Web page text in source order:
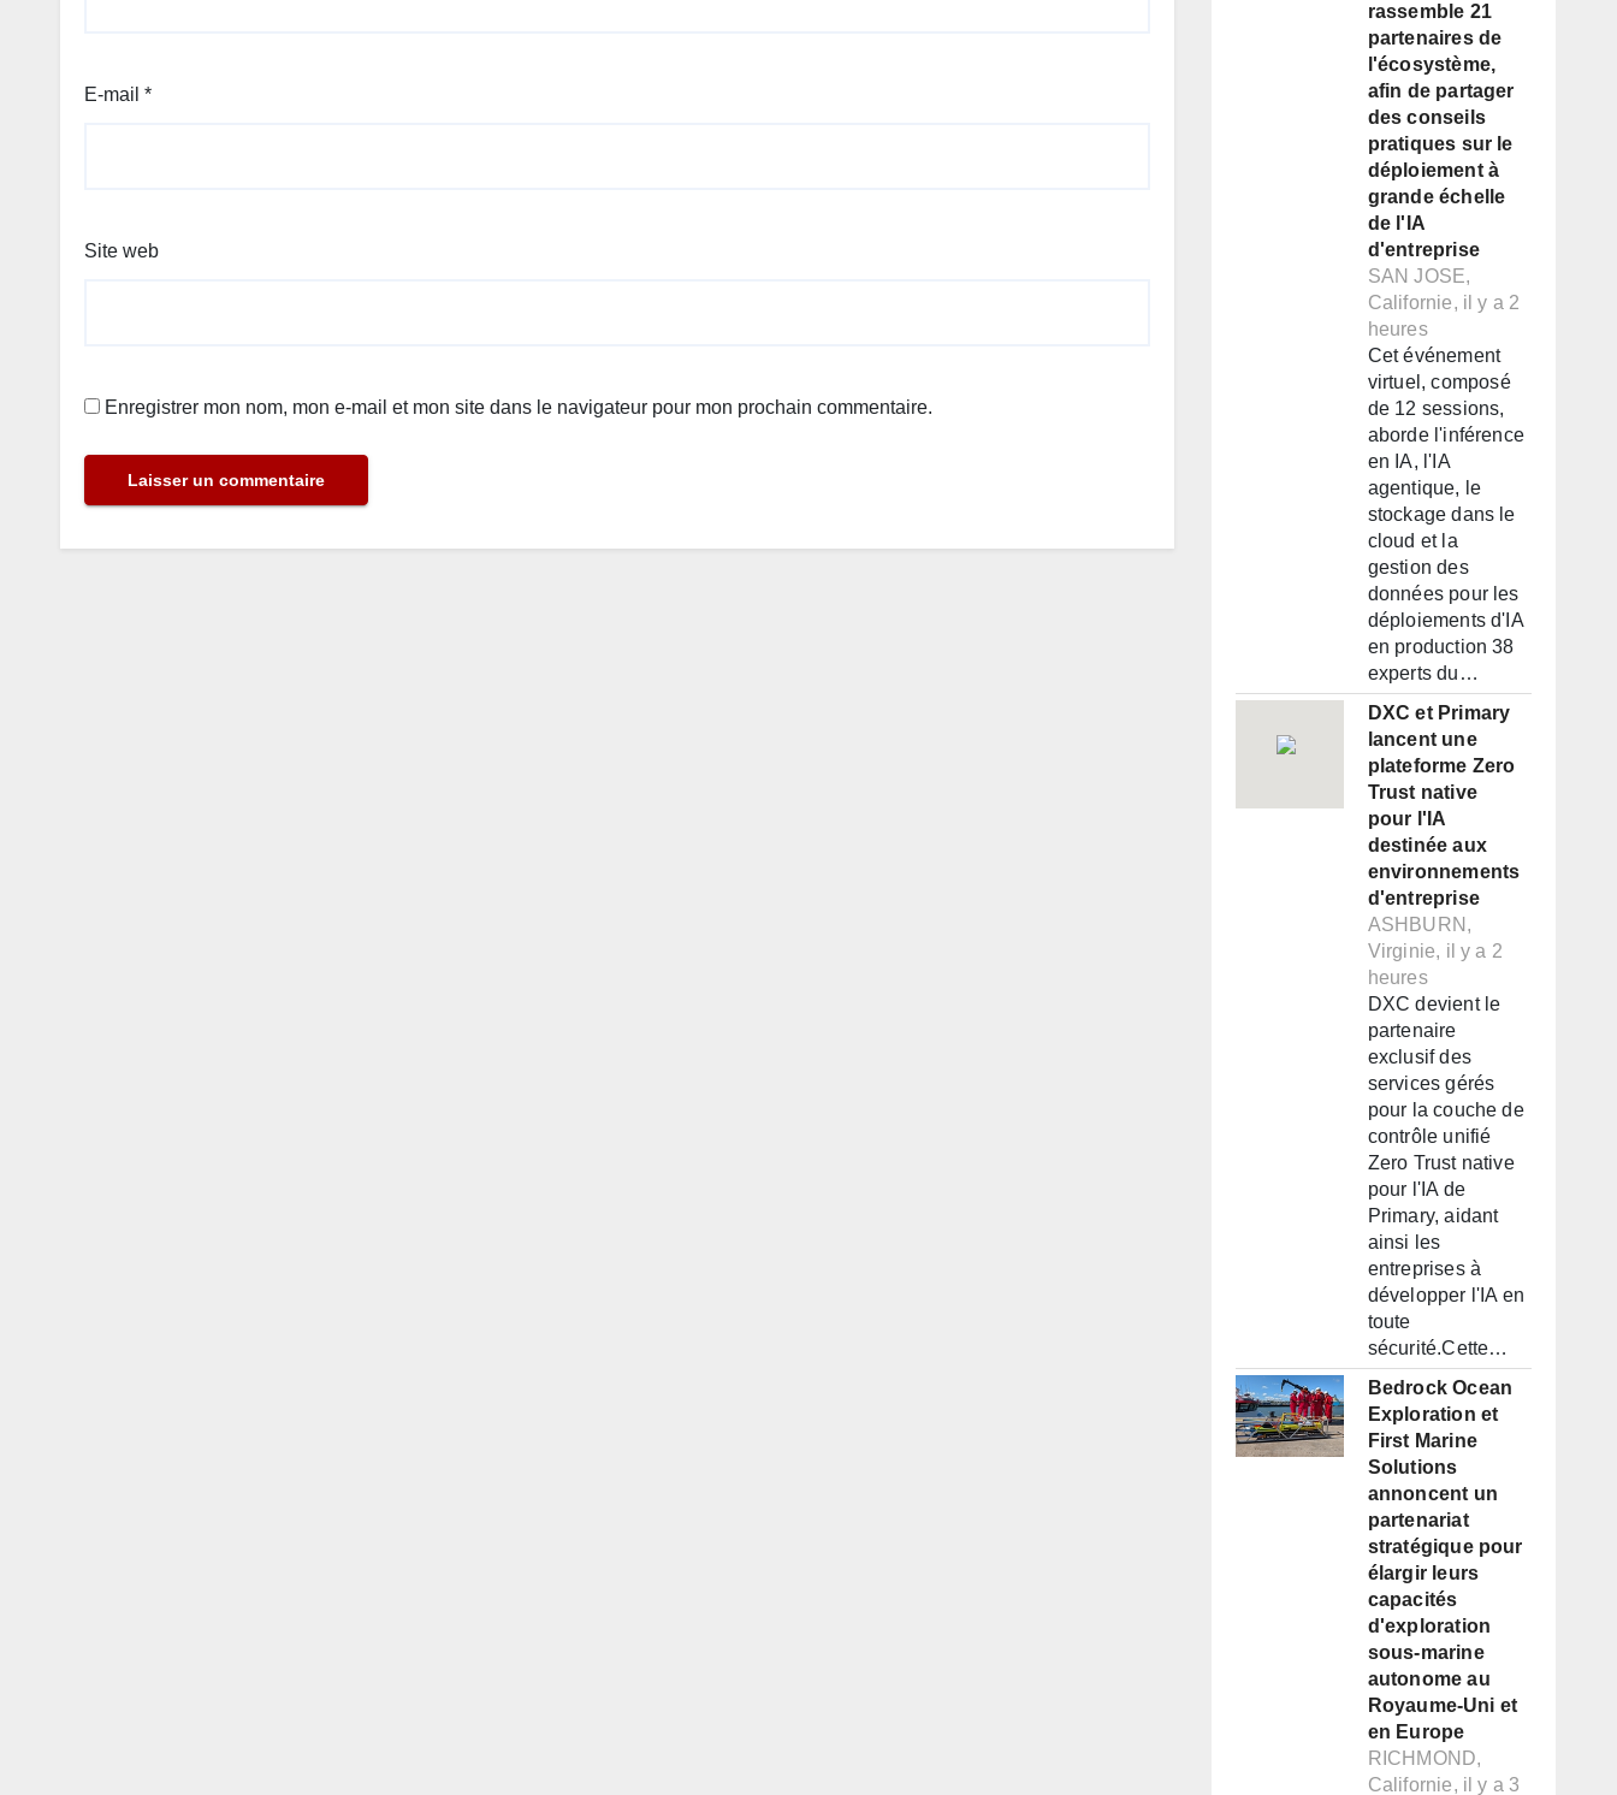
E-mail *
Site web
Enregistrer mon nom, mon e-mail et mon site dans le navigateur pour mon prochain commentaire.
rassemble 21
partenaires de
l'écosystème,
afin de partager
des conseils
pratiques sur le
déploiement à
grande échelle
de l'IA
d'entreprise
SAN JOSE,
Californie, il y a 2
heures
Cet événement
virtuel, composé
de 12 sessions,
aborde l'inférence
en IA, l'IA
agentique, le
stockage dans le
cloud et la
gestion des
données pour les
déploiements d'IA
en production 38
experts du…
DXC et Primary
lancent une
plateforme Zero
Trust native
pour l'IA
destinée aux
environnements
d'entreprise
ASHBURN,
Virginie, il y a 2
heures
DXC devient le
partenaire
exclusif des
services gérés
pour la couche de
contrôle unifié
Zero Trust native
pour l'IA de
Primary, aidant
ainsi les
entreprises à
développer l'IA en
toute
sécurité.Cette…
Bedrock Ocean
Exploration et
First Marine
Solutions
annoncent un
partenariat
stratégique pour
élargir leurs
capacités
d'exploration
sous-marine
autonome au
Royaume-Uni et
en Europe
RICHMOND,
Californie, il y a 3